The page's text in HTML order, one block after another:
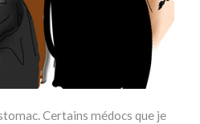
Certains médocs que je